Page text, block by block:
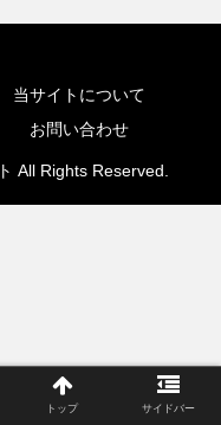
当サイトについて
お問い合わせ
All Rights Reserved.
トップ サイドバー